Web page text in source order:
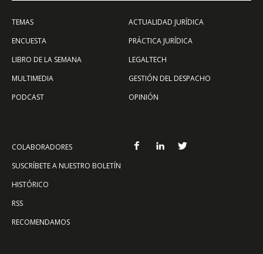
TEMAS
ENCUESTA
LIBRO DE LA SEMANA
MULTIMEDIA
PODCAST
ACTUALIDAD JURÍDICA
PRÁCTICA JURÍDICA
LEGALTECH
GESTIÓN DEL DESPACHO
OPINIÓN
COLABORADORES
SUSCRÍBETE A NUESTRO BOLETÍN
HISTÓRICO
RSS
RECOMENDAMOS